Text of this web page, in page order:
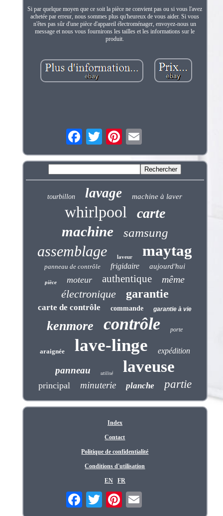
Si par quelque moyen que ce soit la pièce ne convient pas ou si vous l'avez
achetée par erreur, nous sommes plus qu'heureux de vous aider. Si vous
n'êtes pas sûr d'une pièce d'appareil électroménager, envoyez-nous un
message et nous vous fournirons les tailles et les informations sur le
produit.
tourbillon lavage machine à laver
whirlpool carte
machine samsung
assemblage laveur maytag
panneau de contrôle frigidaire aujourd'hui
pièce moteur authentique même
électronique garantie
carte de contrôle commande garantie à vie
kenmore contrôle porte
araignée lave-linge expédition
panneau utilisé laveuse
principal minuterie planche partie
Index
Contact
Politique de confidentialité
Conditions d'utilisation
EN FR